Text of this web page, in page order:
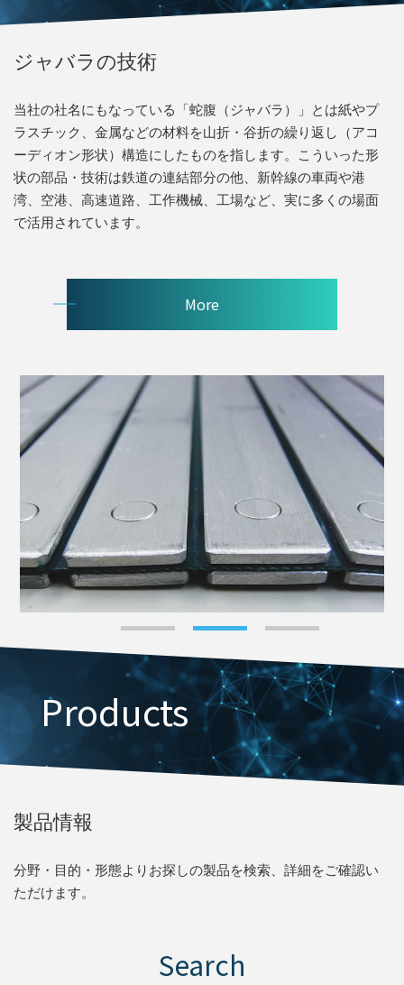
ジャバラの技術
当社の社名にもなっている「蛇腹（ジャバラ）」とは紙やプ
ラスチック、金属などの材料を山折・谷折の繰り返し（アコ
ーディオン形状）構造にしたものを指します。こういった形
状の部品・技術は鉄道の連結部分の他、新幹線の車両や港
湾、空港、高速道路、工作機械、工場など、実に多くの場面
で活用されています。
More
Products
製品情報
分野・目的・形態よりお探しの製品を検索、詳細をご確認い
ただけます。
Search